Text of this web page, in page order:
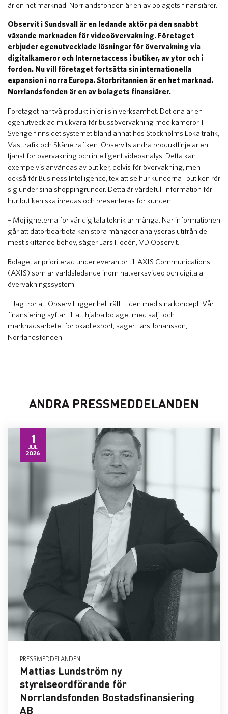
är en het marknad. Norrlandsfonden är en av bolagets finansiärer.
Observit i Sundsvall är en ledande aktör på den snabbt
växande marknaden för videoövervakning. Företaget
erbjuder egenutvecklade lösningar för övervakning via
digitalkameror och Internetaccess i butiker, av ytor och i
fordon. Nu vill företaget fortsätta sin internationella
expansion i norra Europa. Storbritannien är en het marknad.
Norrlandsfonden är en av bolagets finansiärer.
Företaget har två produktlinjer i sin verksamhet. Det ena är en
egenutvecklad mjukvara för bussövervakning med kameror. I
Sverige finns det systemet bland annat hos Stockholms Lokaltrafik,
Västtrafik och Skånetrafiken. Observits andra produktlinje är en
tjänst för övervakning och intelligent videoanalys. Detta kan
exempelvis användas av butiker, delvis för övervakning, men
också för Business Intelligence, tex att se hur kunderna i butiken rör
sig under sina shoppingrundor. Detta är värdefull information för
hur butiken ska inredas och presenteras för kunden.
– Möjligheterna för vår digitala teknik är många. När informationen
går att datorbearbeta kan stora mängder analyseras utifrån de
mest skiftande behov, säger Lars Flodén, VD Observit.
Bolaget är prioriterad underleverantör till AXIS Communications
(AXIS) som är världsledande inom nätverksvideo och digitala
övervakningssystem.
– Jag tror att Observit ligger helt rätt i tiden med sina koncept. Vår
finansiering syftar till att hjälpa bolaget med sälj- och
marknadsarbetet för ökad export, säger Lars Johansson,
Norrlandsfonden.
ANDRA PRESSMEDDELANDEN
1
JUL
2026
PRESSMEDDELANDEN
Mattias Lundström ny
styrelseordförande för
Norrlandsfonden Bostadsfinansiering
AB